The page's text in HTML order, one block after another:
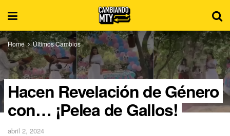
Home Últimos Cambios
Hacen Revelación de Género
con… ¡Pelea de Gallos!
abril 2, 2024